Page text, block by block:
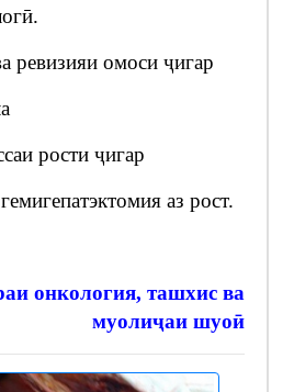
ревизияи омоси ҷигар
рости ҷигар
аз рост.
онкология, ташхис ва
муолиҷаи шуоӣ